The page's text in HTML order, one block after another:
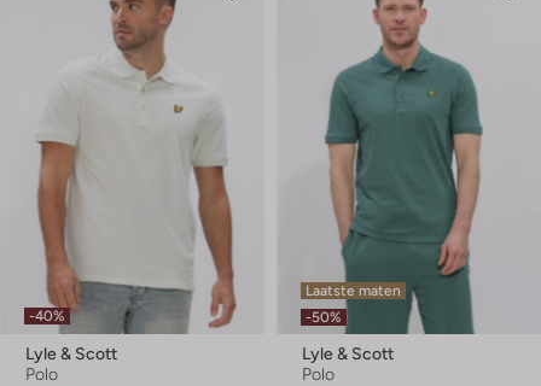
-40%
Lyle & Scott
Polo
Laatste maten
-50%
Lyle & Scott
Polo